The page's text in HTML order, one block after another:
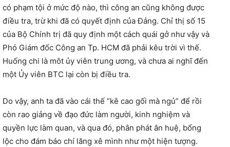
có phạm tội ở mức độ nào, thì công an cũng không được
điều tra, trừ khi đã có quyết định của Đảng. Chỉ thị số 15
của Bộ Chính trị đã quy định một cách quái gở như vậy và
Phó Giám đốc Công an Tp. HCM đã phải kêu trời vì thế.
Huống chi là môt ủy viên trung ương, và chưa ai nghĩ đến
một Ủy viên BTC lại còn bị điều tra.
Do vậy, anh ta đã vào cái thế “kê cao gối mà ngủ” để rồi
còn rao giảng về đạo đức làm người, kinh nghiệm và
quyền lực làm quan, và qua đó, phân phát ân huệ, bổng
lộc cho đám báo chí lăng xê mình như một hiện tượng.